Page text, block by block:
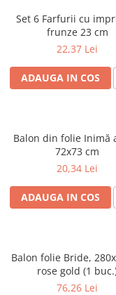
Set 6 Farfurii cu
frunze 23 cm
22,37 Lei
ADAUGA IN COS
Balon din folie Inimă
72x73 cm
20,34 Lei
ADAUGA IN COS
Balon folie Bride,
rose gold (1
76,26 Lei